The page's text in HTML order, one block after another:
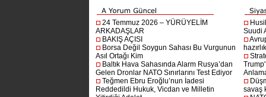
24 Temmuz 2026 – YÜRÜYELİM
ARKADAŞLAR
BAKIŞ AÇISI
Borsa Değil Soygun Sahası Bu Vurgunun
Asıl Ortağı Kim
Baltık Hava Sahasında Alarm Rusya’dan
Gelen Dronlar NATO Sınırlarını Test Ediyor
Teğmen Ebru Eroğlu’nun İadesi
Reddedildi Hukuk, Vicdan ve Milletin
Suudi
savaş